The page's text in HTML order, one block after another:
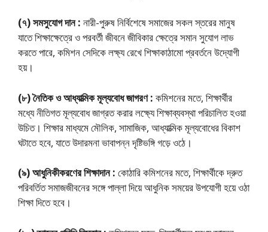
(৭) সমসুযোগ দান : নারী-পুরুষ নির্বিশেষে সমাজের সকল স্তরের মানুষ
যাতে শিক্ষাক্ষেত্রে ও পরবর্তী জীবনে জীবিকার ক্ষেত্রে সমান সুযোগ লাভ
করতে পারে, কমিশন সেদিকে লক্ষ্য রেখে শিক্ষাকাঠামাে প্রবর্তনে উদ্যোগী
হয়।
(৮) নৈতিক ও আধ্যাত্মিক মূল্যবোধ জাগরণ : কমিশনের মতে, শিক্ষার্থীর
মধ্যে নীতিগত মূল্যবোধ জাগ্রত করার লক্ষ্যে শিক্ষাব্যবস্থা পরিচালিত হওয়া
উচিত। শিক্ষার মাধ্যমে মৌলিক, সামাজিক, আধ্যাত্মিক মূল্যবোধের বিকাশ
ঘটাতে হবে, যাতে উদারমনা ভাবাপন্ন দৃষ্টিভঙ্গি গড়ে ওঠে।
(৯) আধুনিকীকরণের শিক্ষাদান : কোঠারি কমিশনের মতে, শিক্ষার্থীকে দ্রুত
পরিবর্তিত সমাজজীবনের সঙ্গে পাল্লা দিয়ে আধুনিক সময়ের উপযোগী হয়ে ওঠা
শিক্ষা দিতে হবে।